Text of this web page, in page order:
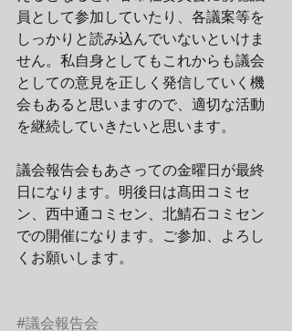
員として参加していたり、各議案等を
しっかりと読み込んでいないといけま
せん。私自身としてもこれからも議会
としての意見を正しく発信していく機
会もあると思いますので、適切な活動
を継続していきたいと思います。
議会報告会もあさっての金曜日が最終
日になります。明後日は髙田コミセ
ン、西中通コミセン、北鯖石コミセン
での開催になります。ご参加、よろし
くお願いします。
#議会報告会